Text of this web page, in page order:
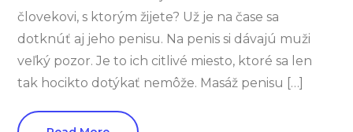
človekovi, s ktorým žijete? Už je na čase sa
dotknúť aj jeho penisu. Na penis si dávajú muži
veľký pozor. Je to ich citlivé miesto, ktoré sa len
tak hocikto dotýkať nemôže. Masáž penisu […]